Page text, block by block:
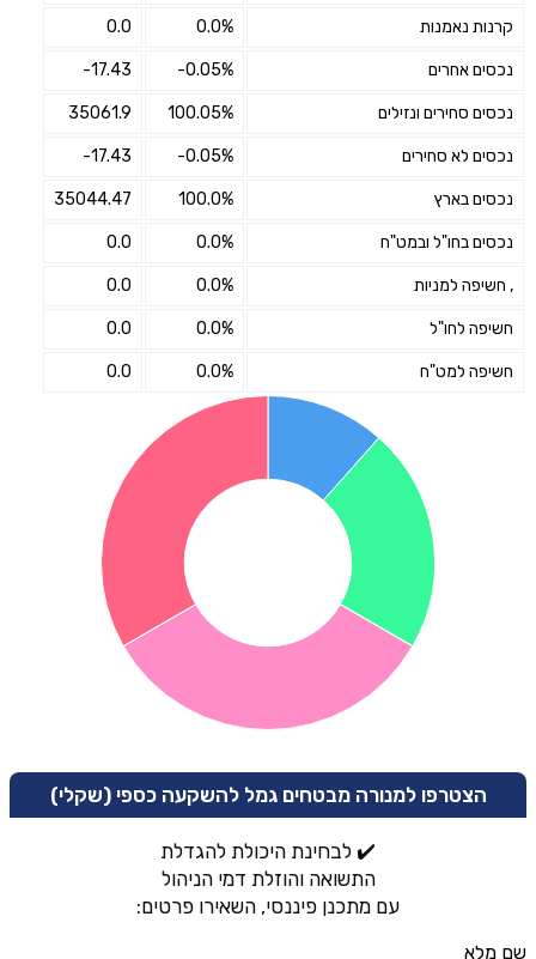
קרנות נאמנות 0.0%
0.0
נכסים אחרים -0.05%
-17.43
נכסים סחירים ונזילים 100.05%
35061.9
נכסים לא סחירים -0.05%
-17.43
נכסים בארץ 100.0%
35044.47
נכסים בחו"ל ובמט"ח 0.0%
0.0
, חשיפה למניות 0.0%
0.0
חשיפה לחו"ל 0.0%
0.0
חשיפה למט"ח 0.0%
0.0
הצטרפו למנורה מבטחים גמל להשקעה כספי (שקלי)
✔️ לבחינת היכולת להגדלת
התשואה והוזלת דמי הניהול
עם מתכנן פיננסי, השאירו פרטים:
שם מלא